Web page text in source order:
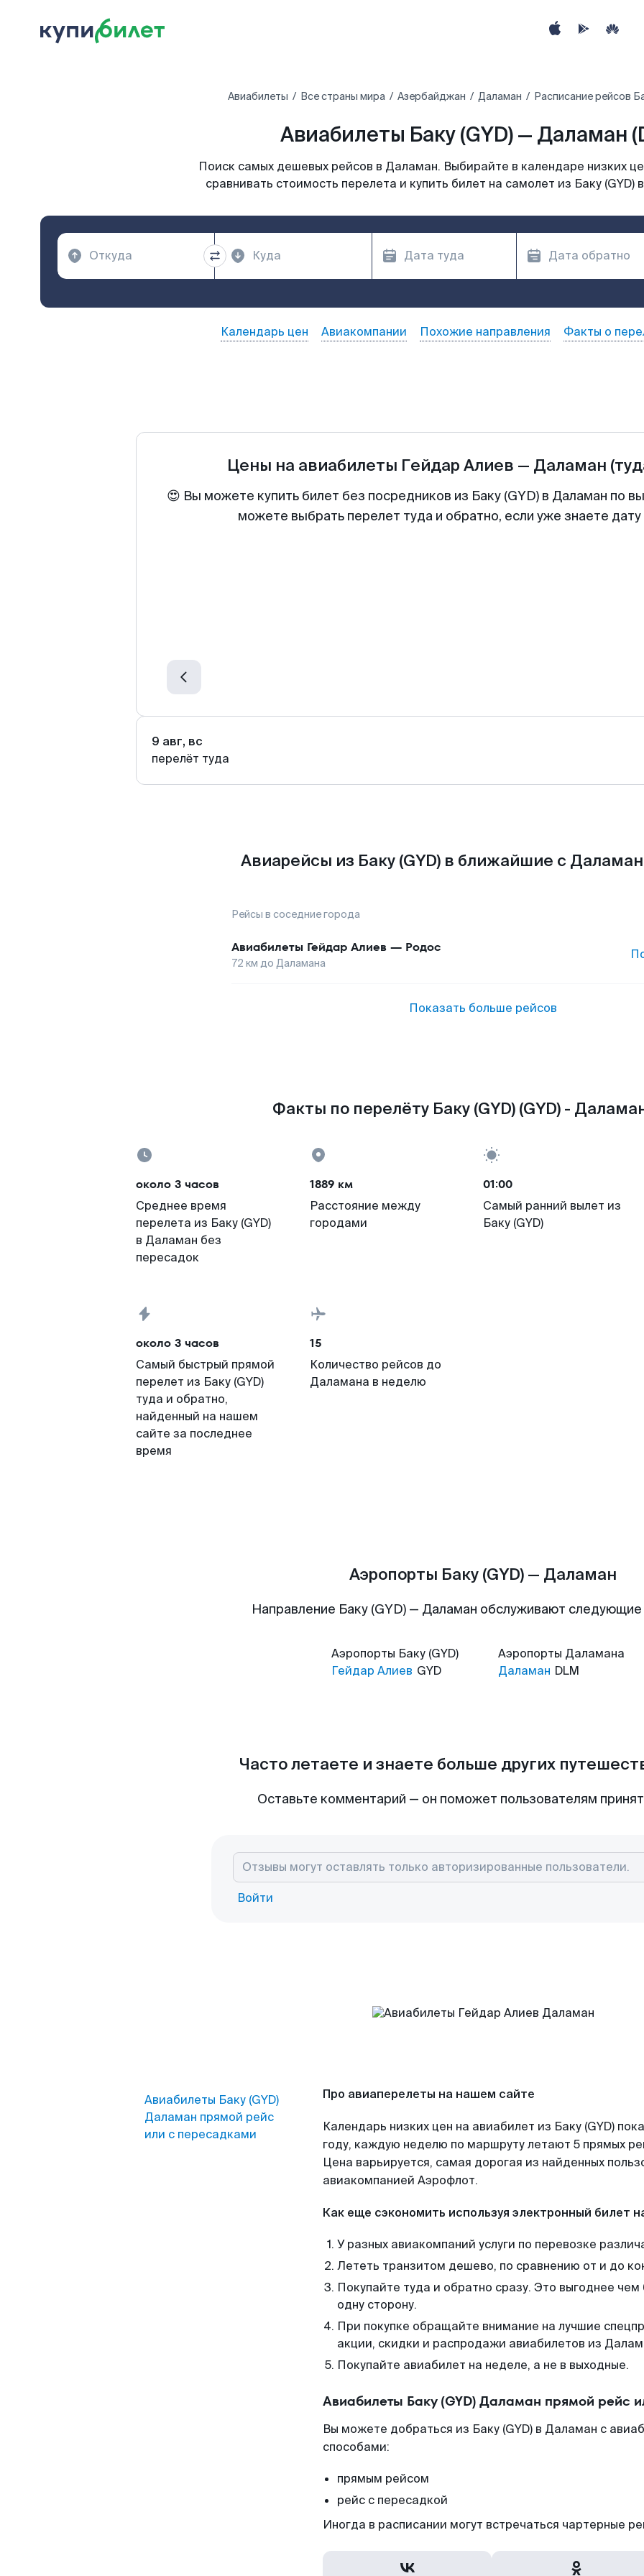
Авиабилеты Все страны мира Азербайджан Даламан Расписание рейсов
Авиабилеты Баку (GYD) — Даламан
Поиск самых дешевых рейсов в Даламан. Выбирайте в календаре низких
сравнивать стоимость перелета и купить билет на самолет из Баку (GYD)
Календарь цен Авиакомпании Похожие направления Факты о
Цены на авиабилеты Гейдар Алиев — Даламан
😍 Вы можете купить билет без посредников из Баку (GYD) в Даламан по
можете выбрать перелет туда и обратно, если уже знаете
9 авг, вс
перелёт туда
Авиарейсы из Баку (GYD) в ближайшие с
Рейсы в соседние города
Авиабилеты Гейдар Алиев — Родос
72 км до Даламана
Показать больше рейсов
Факты по перелёту Баку (GYD) (GYD) -
около 3 часов
Среднее время
перелета из Баку (GYD)
в Даламан без
пересадок
1889 км
Расстояние между
городами
01:00
Самый ранний вылет из
Баку (GYD)
около 3 часов
Самый быстрый прямой
перелет из Баку (GYD)
туда и обратно,
найденный на нашем
сайте за последнее
время
15
Количество рейсов до
Даламана в неделю
Аэропорты Баку (GYD) — Даламан
Направление Баку (GYD) — Даламан обслуживают
Аэропорты Баку (GYD)
Гейдар Алиев GYD
Аэропорты Даламана
Даламан DLM
Часто летаете и знаете больше других
Оставьте комментарий — он поможет пользователям
Войти
Авиабилеты Баку (GYD)
Даламан прямой рейс
или с пересадками
Про авиаперелеты на нашем сайте
Календарь низких цен на авиабилет из Баку (GYD)
году, каждую неделю по маршруту летают 5 прямых
Цена варьируется, самая дорогая из найденных
авиакомпанией Аэрофлот.
Как еще сэкономить используя электронный билет
У разных авиакомпаний услуги по перевозке
Лететь транзитом дешево, по сравнению от и до
Покупайте туда и обратно сразу. Это выгоднее чем
одну сторону.
При покупке обращайте внимание на лучшие
акции, скидки и распродажи авиабилетов из
Покупайте авиабилет на неделе, а не в выходные.
Авиабилеты Баку (GYD) Даламан прямой рейс
Вы можете добраться из Баку (GYD) в Даламан с
способами:
прямым рейсом
рейс с пересадкой
Иногда в расписании могут встречаться чартерные